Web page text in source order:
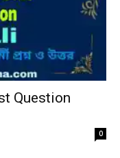
Question
0